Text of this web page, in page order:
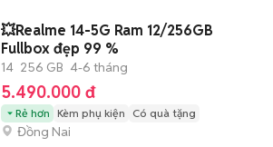
💥Realme 14-5G Ram 12/256GB
Fullbox đẹp 99 %
14 256 GB 4-6 tháng
5.490.000 đ
Rẻ hơn Kèm phụ kiện Có quà tặng
Đồng Nai